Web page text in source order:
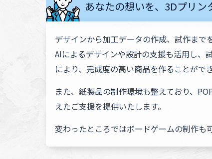
あなたの想いを、3Dプリン
デザインから加工データの作成、試作まで
AIによるデザインや設計の支援も活用し、
により、完成度の高い商品を作ることができ
また、紙製品の制作環境も整えており、
えたご支援を提供いたします。
変わったところではボードゲームの制作も